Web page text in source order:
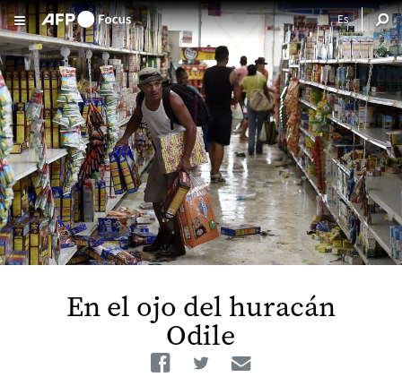
Pasar al contenido principal
En el ojo del huracán
Odile
Facebook
Twitter